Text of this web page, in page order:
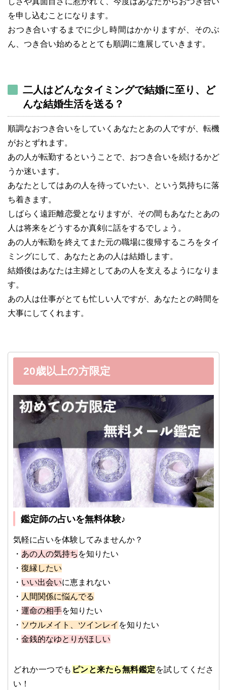
を申し込むことになります。
おつき合いするまでに少し時間はかかりますが、そのぶ
ん、つき合い始めるととても順調に進展していきます。
二人はどんなタイミングで結婚に至り、ど
んな結婚生活を送る？
順調なおつき合いをしていくあなたとあの人ですが、転機
がおとずれます。
あの人が転勤するということで、おつき合いを続けるかど
うか迷います。
あなたとしてはあの人を待っていたい、という気持ちに落
ち着きます。
しばらく遠距離恋愛となりますが、その間もあなたとあの
人は将来をどうするか真剣に話をするでしょう。
あの人が転勤を終えてまた元の職場に復帰するころをタイ
ミングにして、あなたとあの人は結婚します。
結婚後はあなたは主婦としてあの人を支えるようになりま
す。
あの人は仕事がとても忙しい人ですが、あなたとの時間を
大事にしてくれます。
20歳以上の方限定
鑑定師の占いを無料体験♪
気軽に占いを体験してみませんか？
・ あの人の気持ち を知りたい
・ 復縁したい
・ いい出会いに恵まれない
・ 人間関係に悩んでる
・ 運命の相手を知りたい
・ ソウルメイト、ツインレイ を知りたい
・ 金銭的なゆとりがほしい
どれか一つでも ピンと来たら無料鑑定 を試してくださ
い！